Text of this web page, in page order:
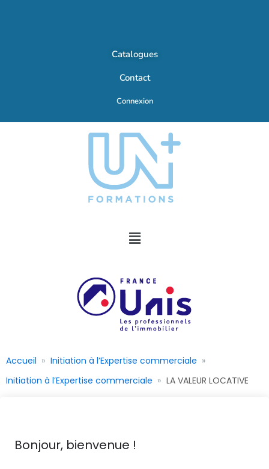
Catalogues
Contact
Connexion
Accueil
Initiation à l’Expertise commerciale
Initiation à l’Expertise commerciale
LA VALEUR LOCATIVE
Bonjour, bienvenue !